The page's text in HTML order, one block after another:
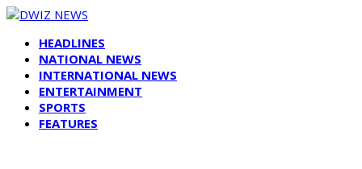
HEADLINES
NATIONAL NEWS
INTERNATIONAL NEWS
ENTERTAINMENT
SPORTS
FEATURES